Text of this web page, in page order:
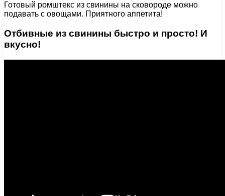
Готовый ромштекс из свинины на сковороде можно
подавать с овощами. Приятного аппетита!
Отбивные из свинины быстро и просто! И
вкусно!